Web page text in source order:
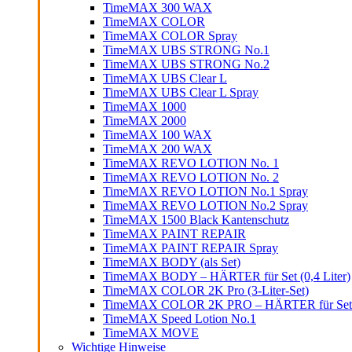
TimeMAX 300 WAX
TimeMAX COLOR
TimeMAX COLOR Spray
TimeMAX UBS STRONG No.1
TimeMAX UBS STRONG No.2
TimeMAX UBS Clear L
TimeMAX UBS Clear L Spray
TimeMAX 1000
TimeMAX 2000
TimeMAX 100 WAX
TimeMAX 200 WAX
TimeMAX REVO LOTION No. 1
TimeMAX REVO LOTION No. 2
TimeMAX REVO LOTION No.1 Spray
TimeMAX REVO LOTION No.2 Spray
TimeMAX 1500 Black Kantenschutz
TimeMAX PAINT REPAIR
TimeMAX PAINT REPAIR Spray
TimeMAX BODY (als Set)
TimeMAX BODY – HÄRTER für Set (0,4 Liter)
TimeMAX COLOR 2K Pro (3-Liter-Set)
TimeMAX COLOR 2K PRO – HÄRTER für
TimeMAX Speed Lotion No.1
TimeMAX MOVE
Wichtige Hinweise